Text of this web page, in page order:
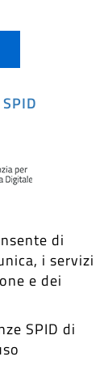
di
i servizi
e dei
SPID di